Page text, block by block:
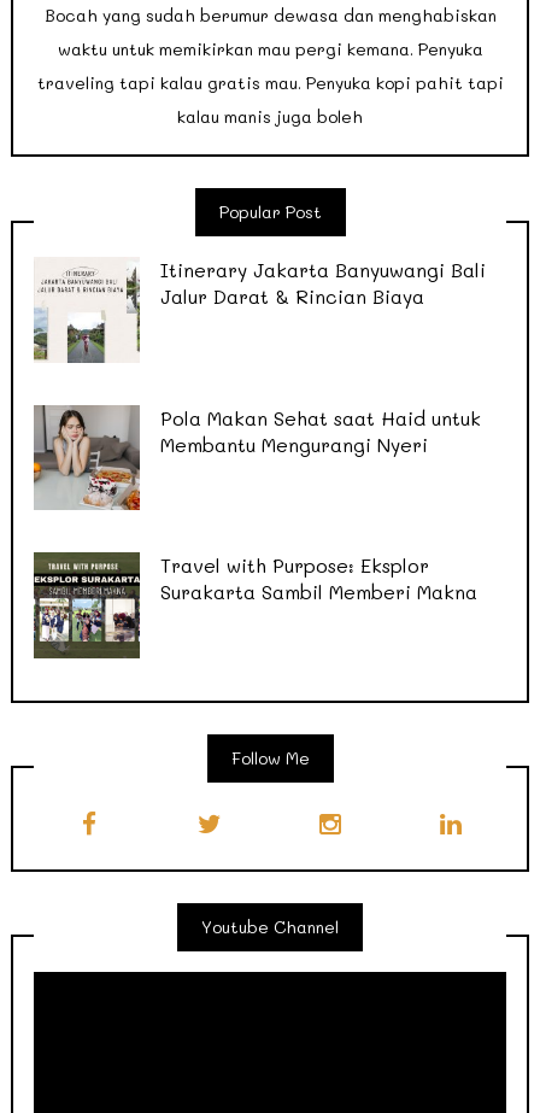
Bocah yang sudah berumur dewasa dan menghabiskan
waktu untuk memikirkan mau pergi kemana. Penyuka
traveling tapi kalau gratis mau. Penyuka kopi pahit tapi
kalau manis juga boleh
Popular Post
Itinerary Jakarta Banyuwangi Bali
Jalur Darat & Rincian Biaya
Pola Makan Sehat saat Haid untuk
Membantu Mengurangi Nyeri
Travel with Purpose: Eksplor
Surakarta Sambil Memberi Makna
Follow Me
Youtube Channel